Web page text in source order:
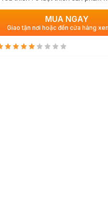
MUA NGAY
Giao tận nơi hoặc đến cửa hàng